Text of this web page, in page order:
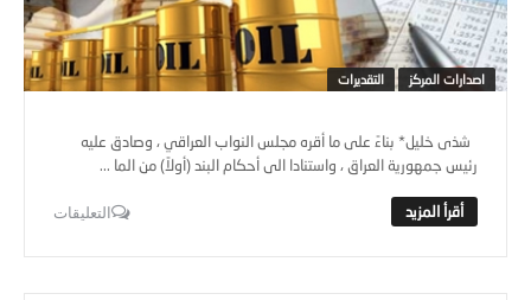
اصدارات المركز التقديرات
شذى خليل* بناءً على ما أقره مجلس النواب العراقي ، وصادق عليه
رئيس جمهورية العراق ، واستنادا الى أحكام البند (أولاً) من الما ...
التعليقات